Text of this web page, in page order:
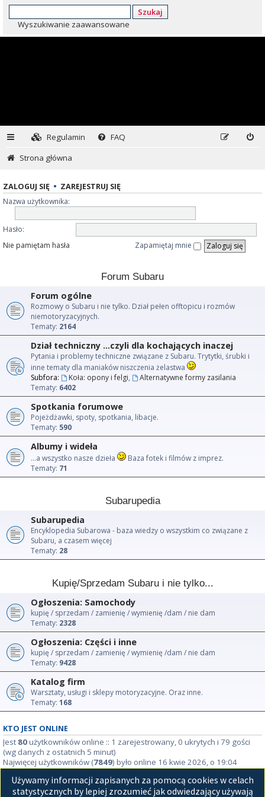
Szukaj
Wyszukiwanie zaawansowane
Regulamin
FAQ
Strona główna
ZALOGUJ SIĘ • ZAREJESTRUJ SIĘ
Nazwa użytkownika:
Hasło:
Nie pamiętam hasła
Zapamiętaj mnie
Forum Subaru
Forum ogólne
Rozmowy o Subaru i nie tylko. Dział pełen offtopicu i rozmów
niemotoryzacyjnych.
Tematy: 2164
Dział techniczny ...czyli dla kochających inaczej
Pytania i problemy techniczne związane z Subaru. Trytytki, śrubki i
inne tematy dla maniaków niszczenia żelastwa
Subfora:
Koła: opony i felgi,
Alternatywne formy zasilania
Tematy: 6402
Spotkania forumowe
Pojeżdżawki, spoty, spotkania, libacje.
Tematy: 590
Albumy i wideła
...a wszystko nasze dzieła
Baza fotek i filmów z imprez.
Tematy: 71
Subarupedia
Subarupedia
Encyklopedia Subarowa - baza wiedzy o wszystkim co związane z
Subaru, a czasem więcej
Tematy: 28
Kupię/Sprzedam Subaru i nie tylko...
Ogłoszenia: Samochody
kupię / sprzedam / zamienię / wymienię /dam / nie dam
Tematy: 2328
Ogłoszenia: Części i inne
kupię / sprzedam / zamienię / wymienię /dam / nie dam
Tematy: 9428
Katalog firm
Warsztaty, usługi i sklepy motoryzacyjne. Oraz inne.
Tematy: 168
KTO JEST ONLINE
Jest 80użytkowników online :: 1 zarejestrowany, 0 ukrytych i 79 gości
(wg danych z ostatnich 5 minut)
Najwięcej użytkowników (7849) było online 16 kwie 2026, o 19:04
STATYSTYKI
Używamy informacji zapisanych za pomocą cookies w celach
statystycznych by lepiej zrozumieć jak odwiedzający używają